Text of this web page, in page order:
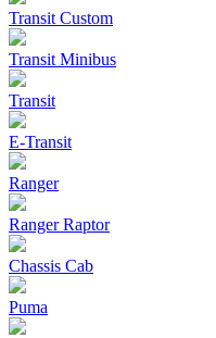
Transit Custom
Transit Minibus
Transit
E-Transit
Ranger
Ranger Raptor
Chassis Cab
Puma